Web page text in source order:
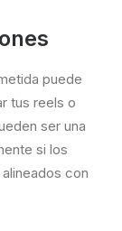
puede
tus reels o
ser una
si los
con